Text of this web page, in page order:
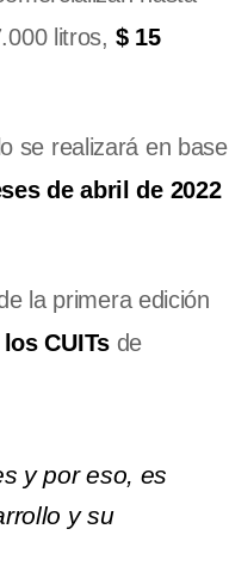
litros, $ 15
se realizará en base
de abril de 2022
la primera edición
CUITsde
y por eso, es
y su